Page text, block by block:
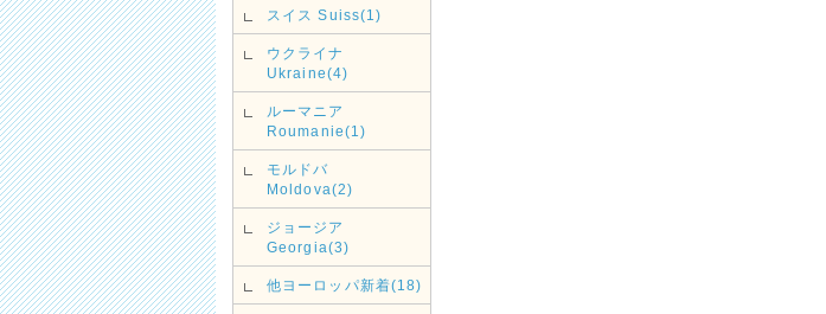
スイス Suiss(1)
ウクライナ
Ukraine(4)
ルーマニア
Roumanie(1)
モルドバ
Moldova(2)
ジョージア
Georgia(3)
他ヨーロッパ新着(18)